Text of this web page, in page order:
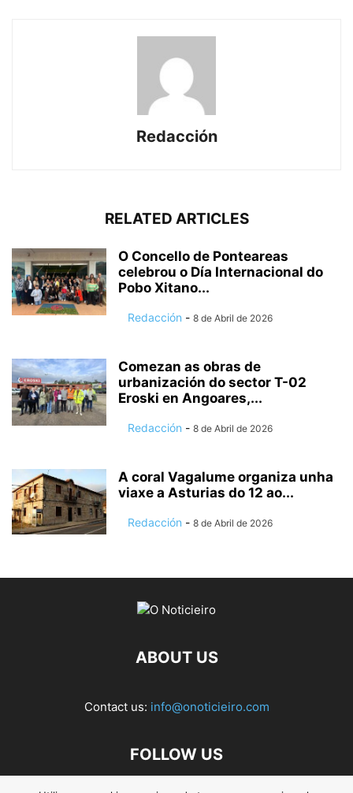
Redacción
RELATED ARTICLES
O Concello de Ponteareas
celebrou o Día Internacional do
Pobo Xitano...
Redacción - 8 de Abril de 2026
Comezan as obras de
urbanización do sector T-02
Eroski en Angoares,...
Redacción - 8 de Abril de 2026
A coral Vagalume organiza unha
viaxe a Asturias do 12 ao...
Redacción - 8 de Abril de 2026
ABOUT US
Contact us: info@onoticieiro.com
FOLLOW US